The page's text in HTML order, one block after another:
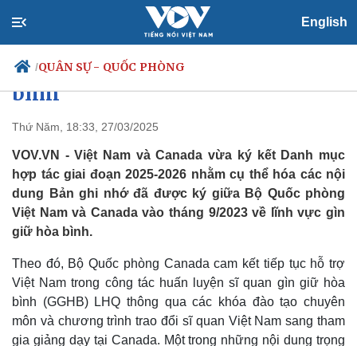
English
/QUÂN SỰ - QUỐC PHÒNG
Chính trị
Đảng
Tổ chức nhân sự
Quốc hội
Nhận diện sự thật
Xã hội
Tin 24h
Dự báo thời tiết
Giáo dục
Dấu ấn VOV
Việt Nam-Canada thúc đẩy hợp
tác trong lĩnh vực gìn giữ hòa
bình
Thứ Năm, 18:33, 27/03/2025
VOV.VN - Việt Nam và Canada vừa ký kết Danh mục
hợp tác giai đoạn 2025-2026 nhằm cụ thể hóa các nội
dung Bản ghi nhớ đã được ký giữa Bộ Quốc phòng
Việt Nam và Canada vào tháng 9/2023 về lĩnh vực gìn
giữ hòa bình.
Theo đó, Bộ Quốc phòng Canada cam kết tiếp tục hỗ trợ
Việt Nam trong công tác huấn luyện sĩ quan gìn giữ hòa
bình (GGHB) LHQ thông qua các khóa đào tạo chuyên
môn và chương trình trao đổi sĩ quan Việt Nam sang tham
gia giảng dạy tại Canada. Một trong những nội dung trọng